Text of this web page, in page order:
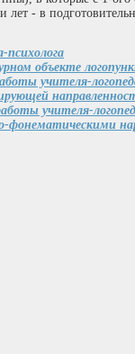
лет - в
психолога
объекте
учителя-
учителя-
фонематическими